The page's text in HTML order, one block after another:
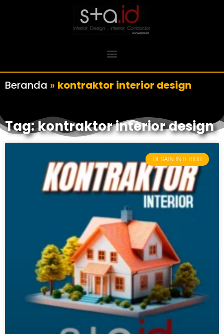
Beranda » kontraktor interior design
Tag: kontraktor interior design
DESAIN INTERIOR